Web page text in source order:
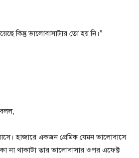
কিন্তু ভালোবাসাটার তো হয় নি।”
বলল,
হাজারে একজন প্রেমিক যেমন ভালোবাসে
না থাকাটা তার ভালোবাসার ওপর এফেক্ট